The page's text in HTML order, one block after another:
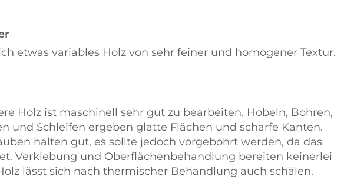
etwas variables Holz von sehr feiner und homogener Textur.
Holz ist maschinell sehr gut zu bearbeiten. Hobeln, Bohren,
und Schleifen ergeben glatte Flächen und scharfe Kanten.
halten gut, es sollte jedoch vorgebohrt werden, da das
Verklebung und Oberflächenbehandlung bereiten keinerlei
lässt sich nach thermischer Behandlung auch schälen.